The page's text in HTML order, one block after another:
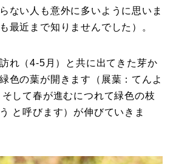
ない人も意外に多いように思いま
最近まで知りませんでした）。
れ（4-5月）と共に出てきた芽か
色の葉が開きます（展葉：てんよ
して春が進むにつれて緑色の枝
と呼びます）が伸びていきま